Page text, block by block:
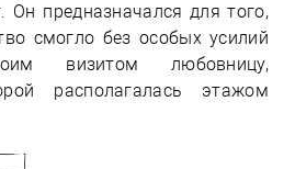
Он предназначался для того,
смогло без особых усилий
визитом любовницу,
располагалась этажом